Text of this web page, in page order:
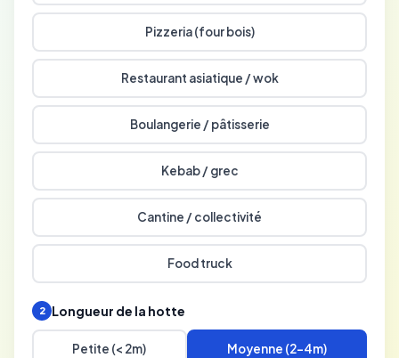
Pizzeria (four bois)
Restaurant asiatique / wok
Boulangerie / pâtisserie
Kebab / grec
Cantine / collectivité
Food truck
2 Longueur de la hotte
Petite (< 2m) Moyenne (2-4m)